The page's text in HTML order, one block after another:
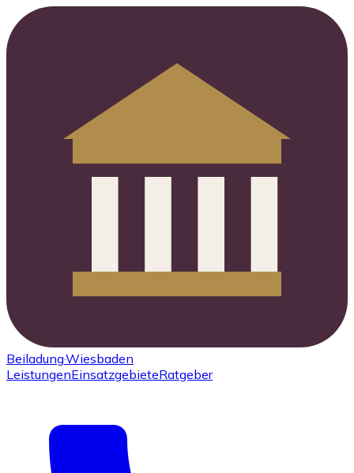
Beiladung·Wiesbaden
LeistungenEinsatzgebieteRatgeber